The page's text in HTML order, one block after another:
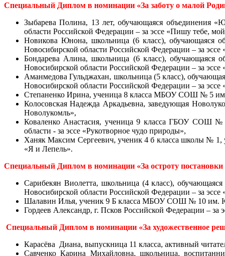
Специальный Диплом в номинации «За заботу о малой
Зыбарева Полина, 13 лет, обучающаяся объединения
области Российской Федерации – за эссе «Пишу тебе,
Новикова Юнона, школьница (6 класс), обучающаяся
Новосибирской области Российской Федерации – за
Бондарева Алина, школьница (6 класс),
Новосибирской области Российской Федерации – за
Аманмедова Гульджахан, школьница (5 класс),
Новосибирской области Российской Федерации – за
Степаненко Ирина, ученица 8 класса МБОУ СОШ № 5 им.
Колосовская Надежда Аркадьевна, заведующая
Новолукомль»,
Коваленко Анастасия, ученица 9 класса ГБОУ СОШ №
области - за эссе «Рукотворное чудо природы»,
Ханяк Максим Сергеевич, ученик 4 б класса школы № 1,
«Я и Лепель».
Специальный Диплом в номинации «За остроту
Сарибекян Виолетта, школьница (4 класс),
Новосибирской области Российской Федерации – за
Шалавин Илья, ученик 9 Б класса МБОУ СОШ № 10 им.
Гордеев Александр, г. Псков Российской Федерации – за
Специальный Диплом в номинации «За художественное
Карасёва Диана, выпускница 11 класса, активный
Савченко Карина Михайловна, школьница,